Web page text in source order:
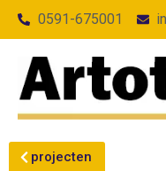
0591-675001
projecten